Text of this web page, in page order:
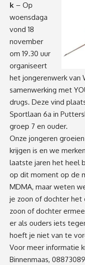
k – Op
woensdaga
vond 18
november
om 19.30 uur
organiseert
het jongerenwerk van
samenwerking met
drugs. Deze vind
Sportlaan 6a in
groep 7 en ouder.
Onze jongeren
krijgen is en we
laatste jaren het heel
op dit moment op de
MDMA, maar weten
je zoon of dochter het
zoon of dochter
er als ouders iets
hoeft je niet van te
Voor meer informatie
Binnenmaas,